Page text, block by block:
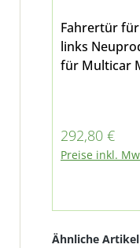
Fahrertür
links
für Multicar
Regulärer
292,80 €
Preise inkl.
Produktgalerie
Ähnliche Artikel